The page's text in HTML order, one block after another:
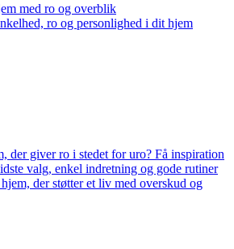
med ro og overblik
ro og personlighed i dit hjem
der giver ro i stedet for uro? Få inspiration
valg, enkel indretning og gode rutiner
der støtter et liv med overskud og